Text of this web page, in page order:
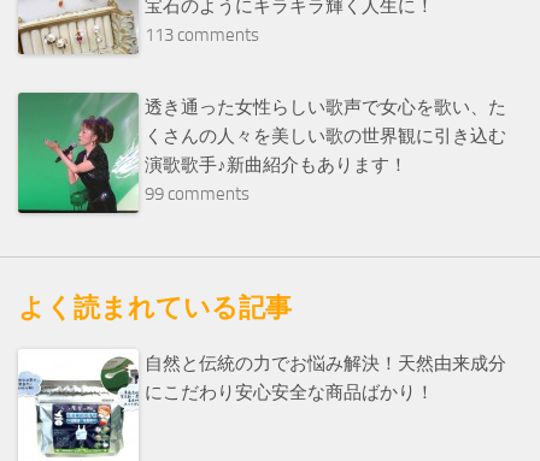
宝石のようにキラキラ輝く人生に！
113 comments
透き通った女性らしい歌声で女心を歌い、た
くさんの人々を美しい歌の世界観に引き込む
演歌歌手♪新曲紹介もあります！
99 comments
よく読まれている記事
自然と伝統の力でお悩み解決！天然由来成分
にこだわり安心安全な商品ばかり！